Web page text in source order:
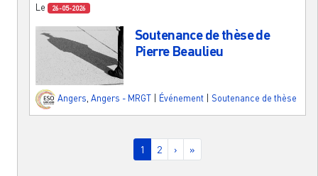
Le 26-05-2026
Soutenance de thèse de
Pierre Beaulieu
Angers Angers - MRGT Événement Soutenance de thèse
Page courante
1 Page
2 Page suivante
› Dernière page
»